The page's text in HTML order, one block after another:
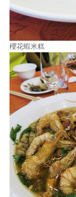
櫻花蝦米糕